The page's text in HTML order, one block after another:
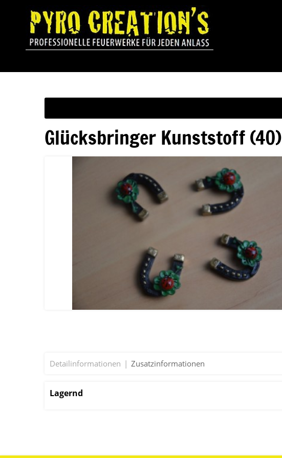
Glücksbringer Kunststoff (40)
Detailinformationen Zusatzinformationen
Lagernd